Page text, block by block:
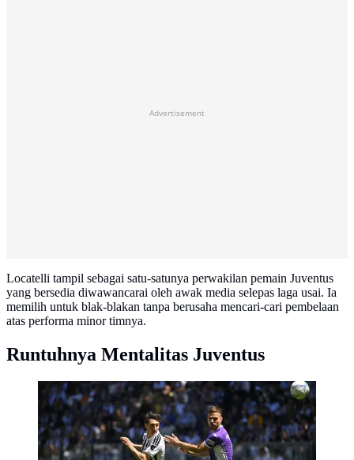
Advertisement
Locatelli tampil sebagai satu-satunya perwakilan pemain Juventus
yang bersedia diwawancarai oleh awak media selepas laga usai. Ia
memilih untuk blak-blakan tanpa berusaha mencari-cari pembelaan
atas performa minor timnya.
Runtuhnya Mentalitas Juventus
Juventus menelan kekalahan 0-2 dari Fiorentina pada
laga pekan ke-37 Serie A di Allianz Stadium, Minggu
(17/05/2026) sore WIB. (dok. Juventus)